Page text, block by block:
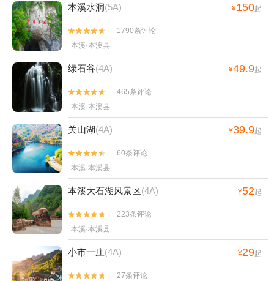
本溪水洞(5A) ¥150起


1790条评论
本溪·本溪县
绿石谷(4A) ¥49.9起


465条评论
本溪·本溪县
关山湖(4A) ¥39.9起


60条评论
本溪·本溪县
本溪大石湖风景区(4A) ¥52起


223条评论
本溪·本溪县
小市一庄(4A) ¥29起

 27条评论